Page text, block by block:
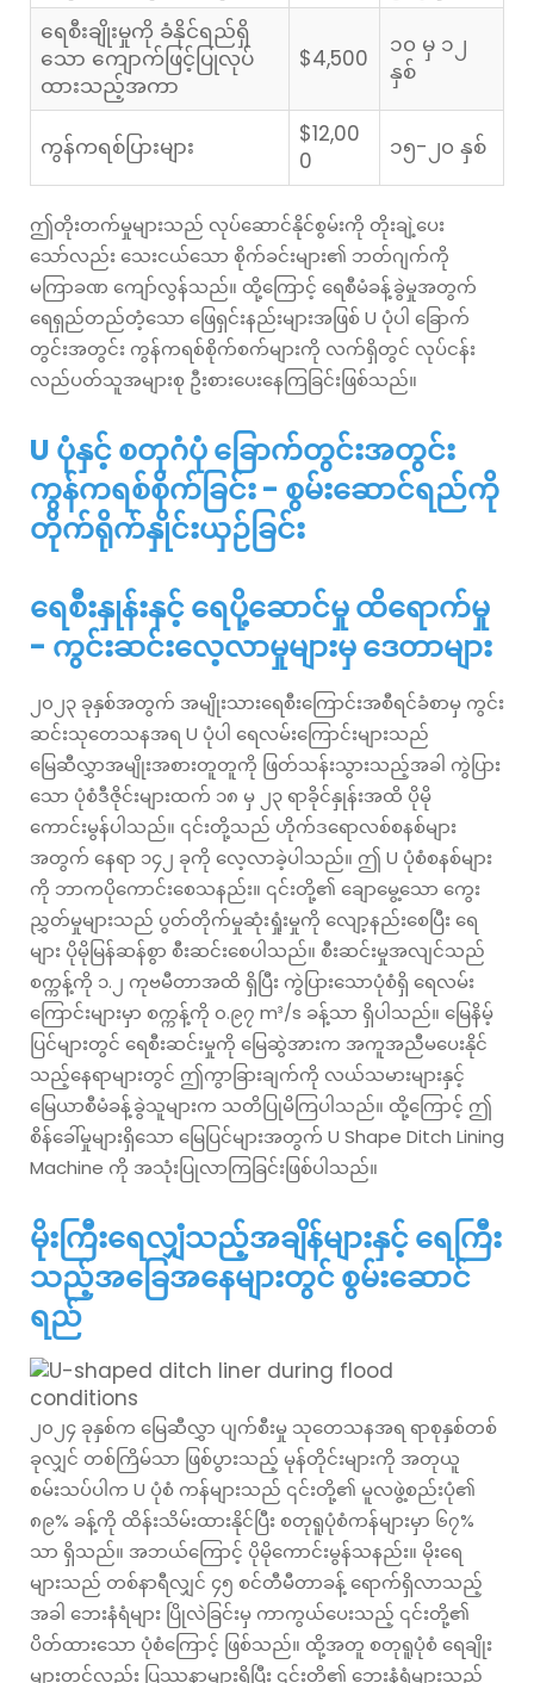
ရေစီးချိုးမှုကို ခံနိုင်ရည်ရှိ
သော ကျောက်ဖြင့်ပြုလုပ်
ထားသည့်အကာ
$4,500
၁၀ မှ ၁၂
နှစ်
ကွန်ကရစ်ပြားများ
$12,00
0
၁၅-၂၀ နှစ်
ဤတိုးတက်မှုများသည် လုပ်ဆောင်နိုင်စွမ်းကို တိုးချဲ့ပေး
သော်လည်း သေးငယ်သော စိုက်ခင်းများ၏ ဘတ်ဂျက်ကို
မကြာခဏ ကျော်လွန်သည်။ ထို့ကြောင့် ရေစီမံခန့်ခွဲမှုအတွက်
ရေရှည်တည်တံ့သော ဖြေရှင်းနည်းများအဖြစ် U ပုံပါ ခြောက်
တွင်းအတွင်း ကွန်ကရစ်စိုက်စက်များကို လက်ရှိတွင် လုပ်ငန်း
လည်ပတ်သူအများစု ဦးစားပေးနေကြခြင်းဖြစ်သည်။
U ပုံနှင့် စတုဂံပုံ ခြောက်တွင်းအတွင်း
ကွန်ကရစ်စိုက်ခြင်း - စွမ်းဆောင်ရည်ကို
တိုက်ရိုက်နှိုင်းယှဉ်ခြင်း
ရေစီးနှုန်းနှင့် ရေပို့ဆောင်မှု ထိရောက်မှု
- ကွင်းဆင်းလေ့လာမှုများမှ ဒေတာများ
၂၀၂၃ ခုနှစ်အတွက် အမျိုးသားရေစီးကြောင်းအစီရင်ခံစာမှ ကွင်း
ဆင်းသုတေသနအရ U ပုံပါ ရေလမ်းကြောင်းများသည်
မြေဆီလွှာအမျိုးအစားတူတူကို ဖြတ်သန်းသွားသည့်အခါ ကွဲပြား
သော ပုံစံဒီဇိုင်းများထက် ၁၈ မှ ၂၃ ရာခိုင်နှုန်းအထိ ပိုမို
ကောင်းမွန်ပါသည်။ ၎င်းတို့သည် ဟိုက်ဒရောလစ်စနစ်များ
အတွက် နေရာ ၁၄၂ ခုကို လေ့လာခဲ့ပါသည်။ ဤ U ပုံစံစနစ်များ
ကို ဘာကပိုကောင်းစေသနည်း။ ၎င်းတို့၏ ချောမွေ့သော ကွေး
ညွှတ်မှုများသည် ပွတ်တိုက်မှုဆုံးရှုံးမှုကို လျော့နည်းစေပြီး ရေ
များ ပိုမိုမြန်ဆန်စွာ စီးဆင်းစေပါသည်။ စီးဆင်းမှုအလျင်သည်
စက္ကန့်ကို ၁.၂ ကုဗမီတာအထိ ရှိပြီး ကွဲပြားသောပုံစံရှိ ရေလမ်း
ကြောင်းများမှာ စက္ကန့်ကို ၀.၉၇ m³/s ခန့်သာ ရှိပါသည်။ မြေနိမ့်
ပြင်များတွင် ရေစီးဆင်းမှုကို မြေဆွဲအားက အကူအညီမပေးနိုင်
သည့်နေရာများတွင် ဤကွာခြားချက်ကို လယ်သမားများနှင့်
မြေယာစီမံခန့်ခွဲသူများက သတိပြုမိကြပါသည်။ ထို့ကြောင့် ဤ
စိန်ခေါ်မှုများရှိသော မြေပြင်များအတွက် U Shape Ditch Lining
Machine ကို အသုံးပြုလာကြခြင်းဖြစ်ပါသည်။
မိုးကြီးရေလျှံသည့်အချိန်များနှင့် ရေကြီး
သည့်အခြေအနေများတွင် စွမ်းဆောင်
ရည်
၂၀၂၄ ခုနှစ်က မြေဆီလွှာ ပျက်စီးမှု သုတေသနအရ ရာစုနှစ်တစ်
ခုလျှင် တစ်ကြိမ်သာ ဖြစ်ပွားသည့် မုန်တိုင်းများကို အတုယူ
စမ်းသပ်ပါက U ပုံစံ ကန်များသည် ၎င်းတို့၏ မူလဖွဲ့စည်းပုံ၏
၈၉% ခန့်ကို ထိန်းသိမ်းထားနိုင်ပြီး စတုရူပုံစံကန်များမှာ ၆၇%
သာ ရှိသည်။ အဘယ်ကြောင့် ပိုမိုကောင်းမွန်သနည်း။ မိုးရေ
များသည် တစ်နာရီလျှင် ၄၅ စင်တီမီတာခန့် ရောက်ရှိလာသည့်
အခါ ဘေးနံရံများ ပြိုလဲခြင်းမှ ကာကွယ်ပေးသည့် ၎င်းတို့၏
ပိတ်ထားသော ပုံစံကြောင့် ဖြစ်သည်။ ထို့အတူ စတုရူပုံစံ ရေချိုး
များတွင်လည်း ပြဿနာများရှိပြီး ၎င်းတို့၏ ဘေးနံရံများသည်